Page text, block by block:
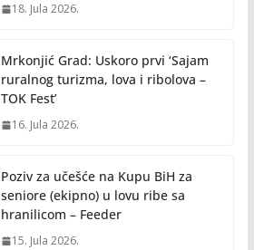
18. Jula 2026.
Mrkonjić Grad: Uskoro prvi ‘Sajam
ruralnog turizma, lova i ribolova –
TOK Fest’
16. Jula 2026.
Poziv za učešće na Kupu BiH za
seniore (ekipno) u lovu ribe sa
hranilicom – Feeder
15. Jula 2026.